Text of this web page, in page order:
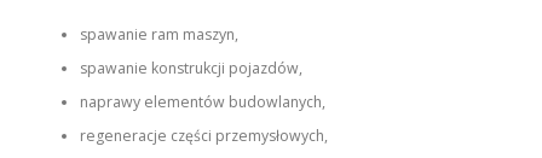
spawanie ram maszyn,
spawanie konstrukcji pojazdów,
naprawy elementów budowlanych,
regeneracje części przemysłowych,